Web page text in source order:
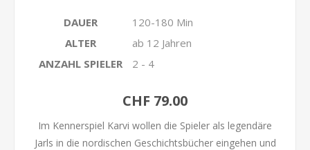
DAUER
120-180 Min
ALTER
ab 12 Jahren
ANZAHL SPIELER
2 - 4
CHF 79.00
Im Kennerspiel Karvi wollen die Spieler als legendäre
Jarls in die nordischen Geschichtsbücher eingehen und